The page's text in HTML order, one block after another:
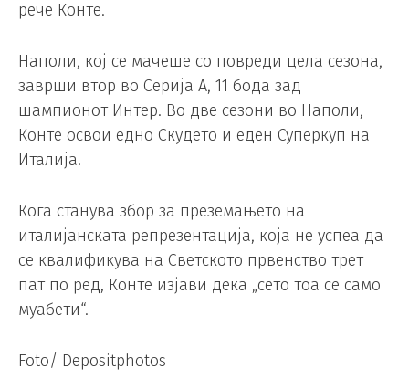
рече Конте.
Наполи, кој се мачеше со повреди цела сезона,
заврши втор во Серија А, 11 бода зад
шампионот Интер. Во две сезони во Наполи,
Конте освои едно Скудето и еден Суперкуп на
Италија.
Кога станува збор за преземањето на
италијанската репрезентација, која не успеа да
се квалификува на Светското првенство трет
пат по ред, Конте изјави дека „сето тоа се само
муабети“.
Foto/ Depositphotos